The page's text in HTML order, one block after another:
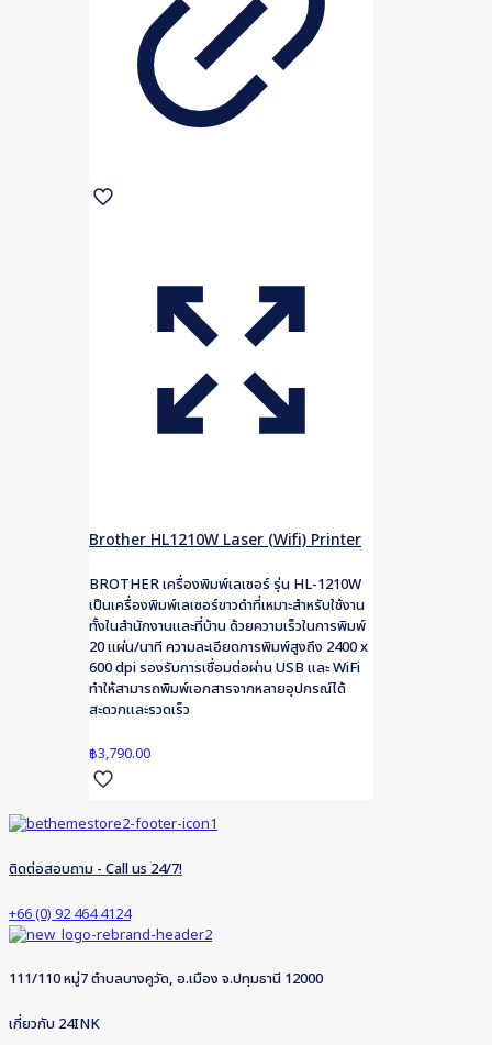
Brother HL1210W Laser (Wifi) Printer
BROTHER เครื่องพิมพ์เลเซอร์ รุ่น HL-1210W
เป็นเครื่องพิมพ์เลเซอร์ขาวดำที่เหมาะสำหรับใช้งาน
ทั้งในสำนักงานและที่บ้าน ด้วยความเร็วในการพิมพ์
20 แผ่น/นาที ความละเอียดการพิมพ์สูงถึง 2400 x
600 dpi รองรับการเชื่อมต่อผ่าน USB และ WiFi
ทำให้สามารถพิมพ์เอกสารจากหลายอุปกรณ์ได้
สะดวกและรวดเร็ว
฿3,790.00
ติดต่อสอบถาม - Call us 24/7!
+66 (0) 92 464 4124
111/110 หมู่7 ตำบลบางคูวัด, อ.เมือง จ.ปทุมธานี 12000
เกี่ยวกับ 24INK